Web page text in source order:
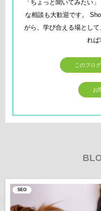
「ちょっと聞いてみたい
な相談も大歓迎です。
がら、学び合える場とし
れば
このブロ
お
SEO